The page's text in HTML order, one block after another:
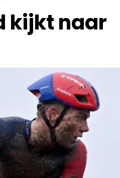
kijkt naar